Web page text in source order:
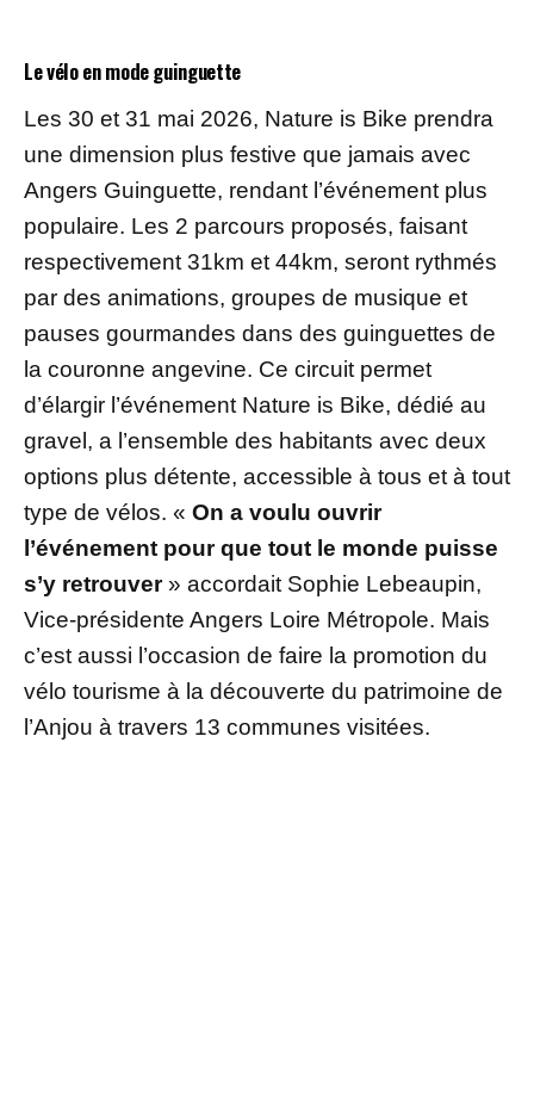
Le vélo en mode guinguette
Les 30 et 31 mai 2026, Nature is Bike prendra
une dimension plus festive que jamais avec
Angers Guinguette, rendant l’événement plus
populaire. Les 2 parcours proposés, faisant
respectivement 31km et 44km, seront rythmés
par des animations, groupes de musique et
pauses gourmandes dans des guinguettes de
la couronne angevine. Ce circuit permet
d’élargir l’événement Nature is Bike, dédié au
gravel, a l’ensemble des habitants avec deux
options plus détente, accessible à tous et à tout
type de vélos. « On a voulu ouvrir
l’événement pour que tout le monde puisse
s’y retrouver» accordait Sophie Lebeaupin,
Vice-présidente Angers Loire Métropole. Mais
c’est aussi l’occasion de faire la promotion du
vélo tourisme à la découverte du patrimoine de
l’Anjou à travers 13 communes visitées.